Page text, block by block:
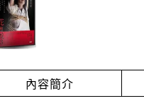
內容簡介